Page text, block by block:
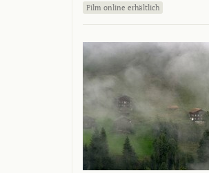
Film online erhältlich